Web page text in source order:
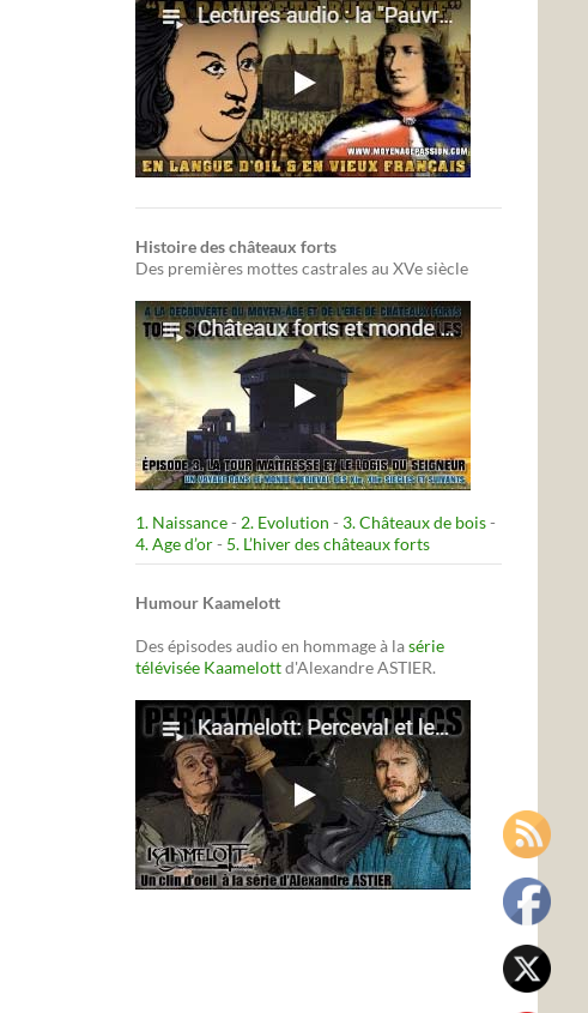
Histoire des châteaux forts
Des premières mottes castrales au XVe siècle
1. Naissance- 2. Evolution - 3. Châteaux de bois-
4. Age d’or- 5. L’hiver des châteaux forts
Humour Kaamelott
Des épisodes audio en hommage à lasérie
télévisée Kaamelottd'Alexandre ASTIER.